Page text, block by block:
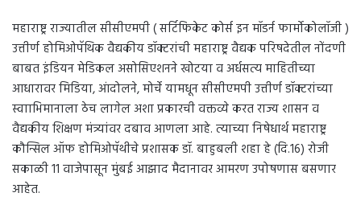
महाराष्ट्र राज्यातील सीसीएमपी ( सर्टिफिकेट कोर्स इन मॉडर्न फार्मोकोलॉजी )
उत्तीर्ण होमिओपॅथिक वैद्यकीय डॉक्टरांची महाराष्ट्र वैद्यक परिषदेतील नोंदणी
बाबत इंडियन मेडिकल असोसिएशनने खोटया व अर्धसत्य माहितीच्या
आधारावर मिडिया, आंदोलने, मोर्चे यामधून सीसीएमपी उत्तीर्ण डॉक्टरांच्या
स्वााभिमानाला ठेच लागेल अशा प्रकारची वक्तव्ये करत राज्य शासन व
वैद्यकीय शिक्षण मंत्र्यांवर दबाव आणला आहे. त्याच्या निषेधार्थ महाराष्ट्र
कौन्सिल ऑफ होमिओपॅथीचे प्रशासक डॉ. बाहुबली शहा हे (दि.16) रोजी
सकाळी 11 वाजेपासून मुंबई आझाद मैदानावर आमरण उपोषणास बसणार
आहेत.